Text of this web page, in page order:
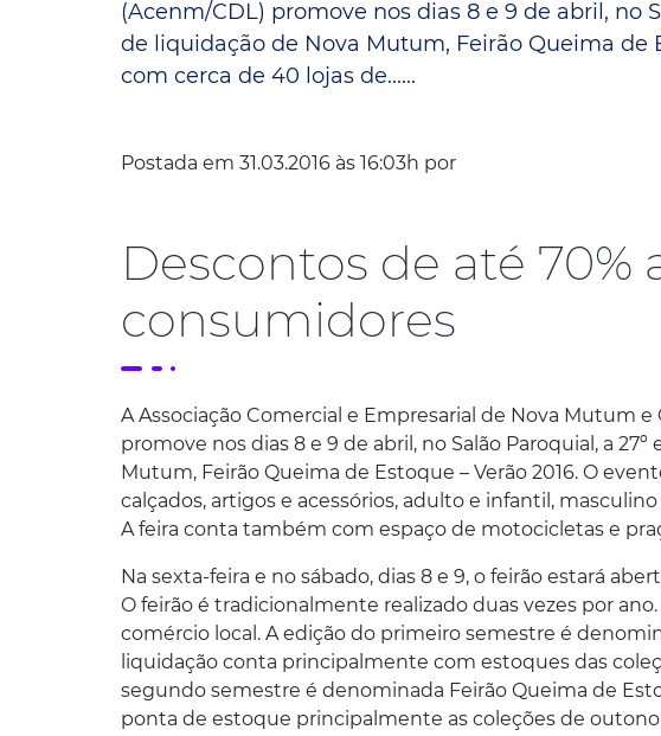
Convênio Parque das Águas
Proteção
(Acenm/CDL) promove nos dias 8 e 9 de abril, no
de liquidação de Nova Mutum, Feirão Queima de
com cerca de 40 lojas de......
Postada em 31.03.2016 às 16:03h por
Descontos de até 70%
consumidores
A Associação Comercial e Empresarial de Nova Mutum
promove nos dias 8 e 9 de abril, no Salão Paroquial, a
Mutum, Feirão Queima de Estoque – Verão 2016. O
calçados, artigos e acessórios, adulto e infantil,
A feira conta também com espaço de motocicletas e
Na sexta-feira e no sábado, dias 8 e 9, o feirão estará
O feirão é tradicionalmente realizado duas vezes por
comércio local. A edição do primeiro semestre é
liquidação conta principalmente com estoques das
segundo semestre é denominada Feirão Queima de
ponta de estoque principalmente as coleções de